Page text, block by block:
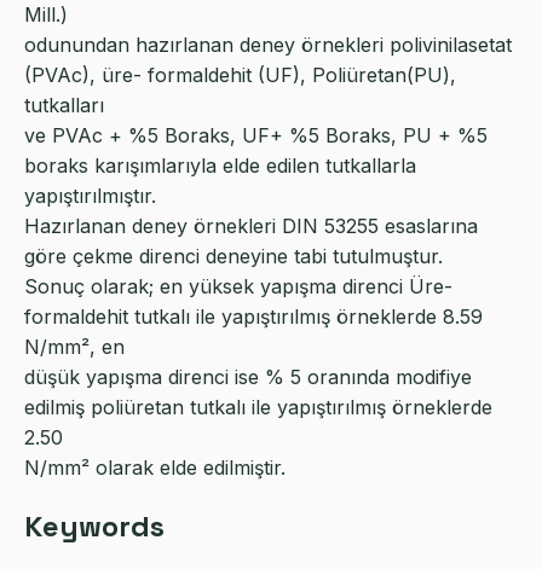
Mill.)
odunundan hazırlanan deney örnekleri polivinilasetat
(PVAc), üre- formaldehit (UF), Poliüretan(PU),
tutkalları
ve PVAc + %5 Boraks, UF+ %5 Boraks, PU + %5
boraks karışımlarıyla elde edilen tutkallarla
yapıştırılmıştır.
Hazırlanan deney örnekleri DIN 53255 esaslarına
göre çekme direnci deneyine tabi tutulmuştur.
Sonuç olarak; en yüksek yapışma direnci Üre-
formaldehit tutkalı ile yapıştırılmış örneklerde 8.59
N/mm², en
düşük yapışma direnci ise % 5 oranında modifiye
edilmiş poliüretan tutkalı ile yapıştırılmış örneklerde
2.50
N/mm² olarak elde edilmiştir.
Keywords